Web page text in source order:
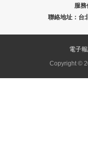
服務
聯絡地址：台
電子
Copyright ©